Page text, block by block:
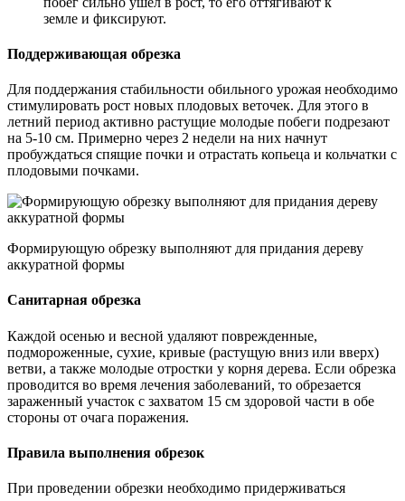
земле и фиксируют.
Поддерживающая обрезка
Для поддержания стабильности обильного урожая необходимо
стимулировать рост новых плодовых веточек. Для этого в
летний период активно растущие молодые побеги подрезают
на 5-10 см. Примерно через 2 недели на них начнут
пробуждаться спящие почки и отрастать копьеца и кольчатки с
плодовыми почками.
Формирующую обрезку выполняют для придания дереву
аккуратной формы
Санитарная обрезка
Каждой осенью и весной удаляют поврежденные,
подмороженные, сухие, кривые (растущую вниз или вверх)
ветви, а также молодые отростки у корня дерева. Если обрезка
проводится во время лечения заболеваний, то обрезается
зараженный участок с захватом 15 см здоровой части в обе
стороны от очага поражения.
Правила выполнения обрезок
При проведении обрезки необходимо придерживаться